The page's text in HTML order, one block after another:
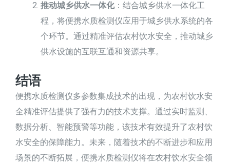
推动城乡供水一体化：结合城乡供水一体化工
程，将便携水质检测仪应用于城乡供水系统的各
个环节。通过精准评估农村饮水安全，推动城乡
供水设施的互联互通和资源共享。
结语
便携水质检测仪多参数集成技术的出现，为农村饮水安
全精准评估提供了强有力的技术支撑。通过实时监测、
数据分析、智能预警等功能，该技术有效提升了农村饮
水安全的保障能力。未来，随着技术的不断进步和应用
场景的不断拓展，便携水质检测仪将在农村饮水安全领